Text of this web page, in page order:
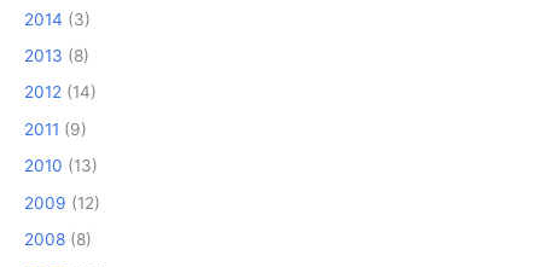
2014 (3)
2013 (8)
2012 (14)
2011 (9)
2010 (13)
2009 (12)
2008 (8)